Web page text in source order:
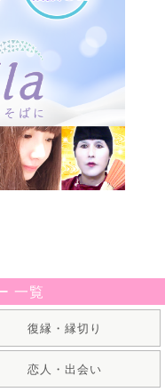
一覧
復縁・縁切り
恋人・出会い